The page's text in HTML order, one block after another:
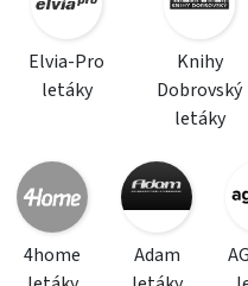
Elvia-Pro
letáky
Knihy
Dobrovský
letáky
4home
Adam